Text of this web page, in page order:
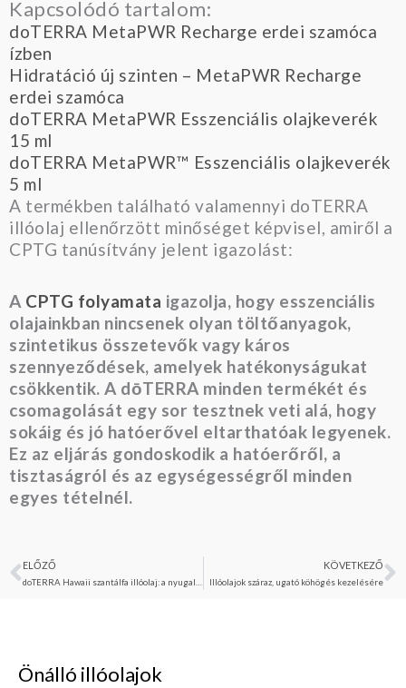
Kapcsolódó tartalom:
doTERRA MetaPWR Recharge erdei szamóca
ízben
Hidratáció új szinten – MetaPWR Recharge
erdei szamóca
doTERRA MetaPWR Esszenciális olajkeverék
15 ml
doTERRA MetaPWR™ Esszenciális olajkeverék
5 ml
A termékben található valamennyi doTERRA
illóolaj ellenőrzött minőséget képvisel, amiről a
CPTG tanúsítvány jelent igazolást:
A CPTG folyamata igazolja, hogy esszenciális
olajainkban nincsenek olyan töltőanyagok,
szintetikus összetevők vagy káros
szennyeződések, amelyek hatékonyságukat
csökkentik. A dōTERRA minden termékét és
csomagolását egy sor tesztnek veti alá, hogy
sokáig és jó hatóerővel eltarthatóak legyenek.
Ez az eljárás gondoskodik a hatóerőről, a
tisztaságról és az egységességről minden
egyes tételnél.
Előző
ELŐZŐ
doTERRA Hawaii szantálfa illóolaj: a nyugalom és az egyensúly forrása
KÖVETKEZŐ
Illóolajok száraz, ugató köhögés kezelésére
Önálló illóolajok